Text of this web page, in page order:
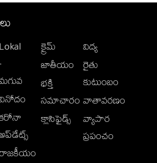
Lokal
క్రైమ్
జాతీయం
భక్తి
సమాచారం
క్లాసిఫైడ్స్
విద్య
రైతు
కుటుంబం
వాతావరణం
వ్యాపార
ప్రపంచం